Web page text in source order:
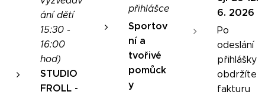
ání dětí
15:30 -
16:00
hod)
STUDIO
FROLL -
přihlášce
Sportov
ní a
tvořivé
pomůck
y
6. 2026
Po
odeslání
přihlášky
obdržíte
fakturu